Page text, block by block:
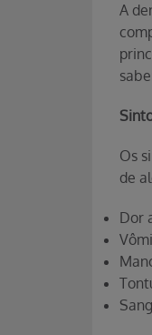
A
Os
de
Dor